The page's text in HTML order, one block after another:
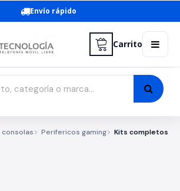
Envío rápido
Carrito
consolas Perifericos gaming Kits completos